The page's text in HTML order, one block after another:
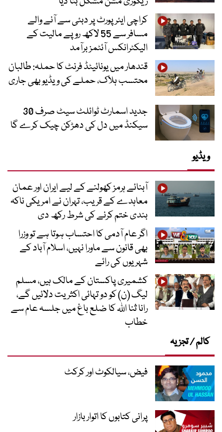
کراچی ایئرپورٹ پر دبئی سے آنے والے
مسافر سے 55 لاکھ روپے مالیت کے
الیکٹرانکس آئٹمز برآمد
قندھار میں یونائیٹڈ فرنٹ کا حملہ: طالبان
محتسب ہلاک، حملے کی ویڈیو بھی جاری
جدید اسمارٹ ٹوائلٹ سیٹ صرف 30
سیکنڈ میں دل کی دھڑکن چیک کرے گا
ویڈیو
آبنائے ہرمز کھولنے کے لیے ایران اور عمان
معاہدے کے قریب، تہران نے امریکی ناکہ
بندی ختم کرنے کی شرط رکھ دی
اگر عام آدمی کا احتساب ہوتا ہے تو وزرا
بھی قانون سے ماورا نہیں، اسلام آباد کے
شہریوں کی رائے
کشمیری پاکستان کے مالک ہیں، مسلم
لیگ (ن) کو دو تہائی اکثریت دلائیں گے،
رانا ثنا اللہ کا ضلع باغ میں جلسہ عام سے
خطاب
کالم / تجزیہ
فیض، سیالکوٹ اور کرکٹ
پرانی کتابوں کا اتوار بازار